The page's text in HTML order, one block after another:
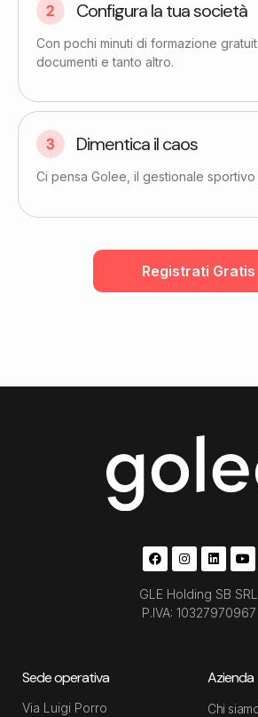
Configura la tua società
Con pochi minuti di formazione
documenti e tanto altro.
Dimentica il caos
Ci pensa Golee, il gestionale sportivo
Registrati Gratis
GLE Holding SB SRL
P.IVA: 10327970967
Sede operativa
Via Luigi Porro
Azienda
Chi